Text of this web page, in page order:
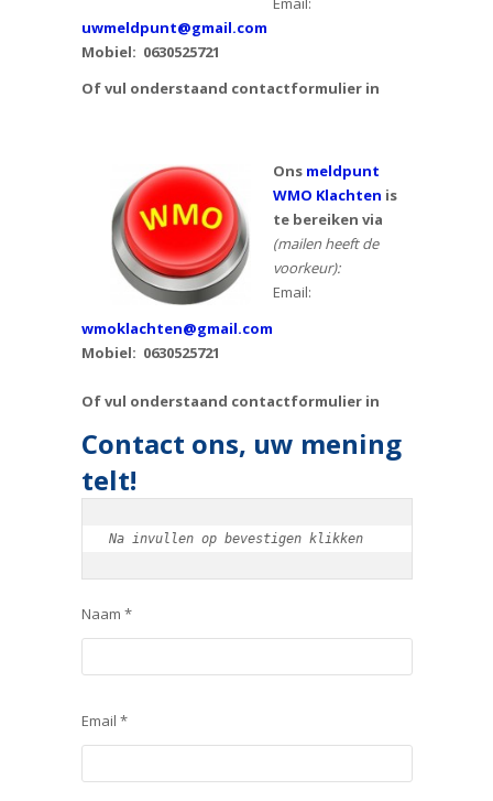
uwmeldpunt@gmail.com
Mobiel: 0630525721
Of vul onderstaand contactformulier in
Ons meldpunt
WMO Klachten is
te bereiken via
(mailen heeft de
voorkeur):
Email:
wmoklachten@gmail.com
Mobiel: 0630525721
Of vul onderstaand contactformulier in
Contact ons, uw mening
telt!
Na invullen op bevestigen klikken
Naam *
Email *